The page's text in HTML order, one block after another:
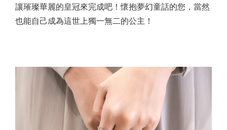
讓璀璨華麗的皇冠來完成吧！懷抱夢幻童話的您，當然
也能自己成為這世上獨一無二的公主！